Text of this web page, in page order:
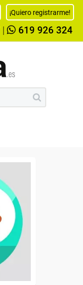
¡Quiero registrarme!
619 926 324